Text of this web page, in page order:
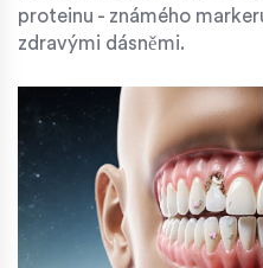
proteinu - známého
zdravými dásněmi.